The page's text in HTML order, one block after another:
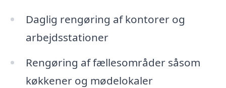
Daglig rengøring af kontorer og
arbejdsstationer
Rengøring af fællesområder såsom
køkkener og mødelokaler